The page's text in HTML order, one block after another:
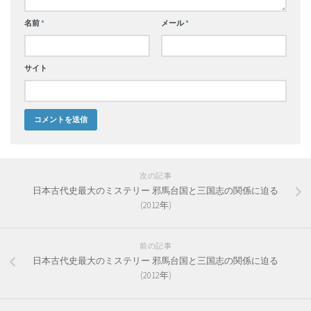
名前* メール*
サイト
次の記事
日本古代史最大のミステリー 邪馬台国と三国志の関係に迫る
(2012年)
前の記事
日本古代史最大のミステリー 邪馬台国と三国志の関係に迫る
(2012年)